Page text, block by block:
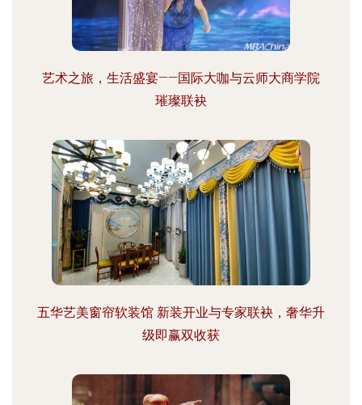
艺术之旅，生活盛宴——国际大咖与云师大商学院
璀璨联袂
五华艺美窗帘软装馆 新装开业与专家联袂，奢华升
级即赢双收获